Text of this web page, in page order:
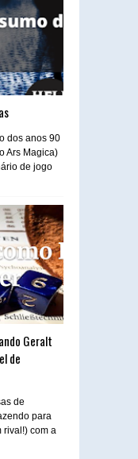
dos anos 90
Ars Magica)
de jogo
Geralt
de
de
para
rival!) com a